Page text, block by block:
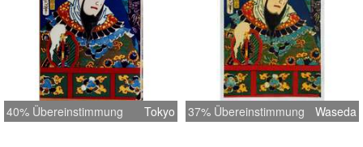
40% Übereinstimmung Tokyo 37% Übereinstimmung Waseda